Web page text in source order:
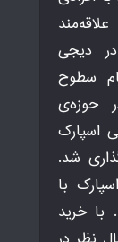
دیجی
سطوح
حوزه‌ی
اسپارک
شد.
با
با خرید